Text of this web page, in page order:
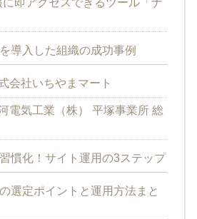
導入した組織の成功事例
会社いちやまマート
電気工業（株） 平塚事業所 総
慣化！サイト運用の3ステップ
選定ポイントと運用方法まと